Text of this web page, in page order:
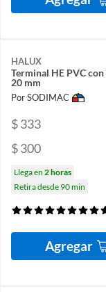
HALUX
Terminal HE PVC
20 mm
Por SODIMAC
$ 333
$ 300
Llega en 2 horas
Retira desde 90 min
Agregar